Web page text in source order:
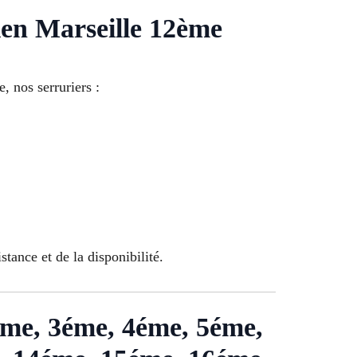
Marseille 12ème
nos serruriers :
et de la disponibilité.
3éme, 4éme, 5éme,